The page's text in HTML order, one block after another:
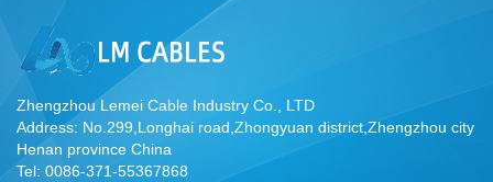
Zhengzhou Lemei Cable Industry Co., LTD
Address: No.299,Longhai road,Zhongyuan district,Zhengzhou city
Henan province China
Tel: 0086-371-55367868